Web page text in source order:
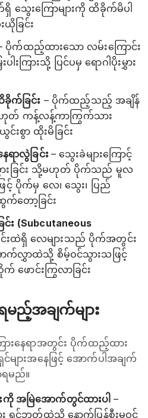
သွေးကြောများကို ထိခိုက်မိပါ
ခြင်း
ပိုက်ထည့်ထားသော လမ်းကြောင်း
ကြားသို့ ပြင်ပမှ ရောဂါပိုးမွှား
ခိုက်ခြင်း – ပိုက်ထည့်သည့် အချိန်
တ် ကန့်လန့်ကာကြွက်သား
းစွာ ထိုးမိခြင်း
ာလွဲခြင်း– သွေးခဲများကြောင့်
ားခြင်း သို့မဟုတ် ပိုက်သည် မူလ
င့် ပိုက်မှ လေ၊ သွေး၊ ပြည်
တော့ခြင်း
း (Subcutaneous
င်းထဲရှိ လေများသည် ပိုက်အတွင်း
ာက်လွှာထဲသို့ စိမ့်ဝင်သွားသဖြင့်
ောင်းကြွလာခြင်း
ည့်အချက်များ
ားနေရာအတွင်း ပိုက်ထည့်ထား
ျားအနေဖြင့် အောက်ပါအချက်
မည်။
အမြဲအောက်တွင်ထားပါ –
ရင်ဘတ်ထဲသို့ နောက်ပြန်စီးမဝင်